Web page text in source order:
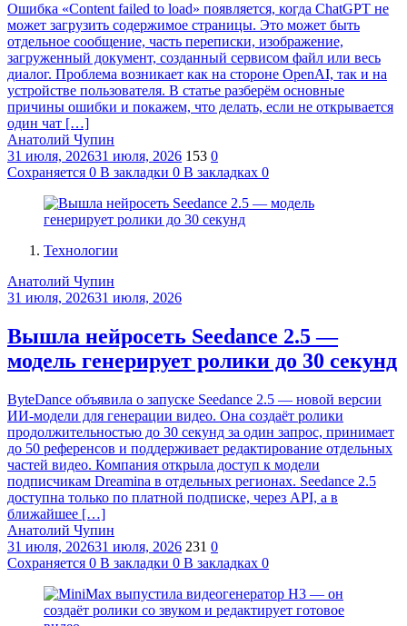
Ошибка «Content failed to load» появляется, когда ChatGPT не
может загрузить содержимое страницы. Это может быть
отдельное сообщение, часть переписки, изображение,
загруженный документ, созданный сервисом файл или весь
диалог. Проблема возникает как на стороне OpenAI, так и на
устройстве пользователя. В статье разберём основные
причины ошибки и покажем, что делать, если не открывается
один чат […]
Анатолий Чупин
31 июля, 202631 июля, 2026 153 0
Сохраняется 0 В закладки 0 В закладках 0
Технологии
Анатолий Чупин
31 июля, 202631 июля, 2026
Вышла нейросеть Seedance 2.5 —
модель генерирует ролики до 30 секунд
ByteDance объявила о запуске Seedance 2.5 — новой версии
ИИ-модели для генерации видео. Она создаёт ролики
продолжительностью до 30 секунд за один запрос, принимает
до 50 референсов и поддерживает редактирование отдельных
частей видео. Компания открыла доступ к модели
подписчикам Dreamina в отдельных регионах. Seedance 2.5
доступна только по платной подписке, через API, а в
ближайшее […]
Анатолий Чупин
31 июля, 202631 июля, 2026 231 0
Сохраняется 0 В закладки 0 В закладках 0